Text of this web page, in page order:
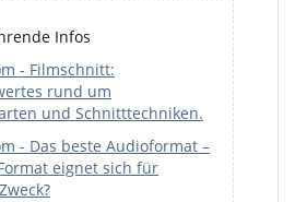
Infos
- Filmschnitt:
rund um
und Schnitttechniken.
- Das beste Audioformat –
eignet sich für